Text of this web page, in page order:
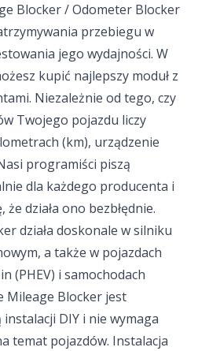
Blocker / Odometer Blocker
przebiegu w
jego wydajności. W
kupić najlepszy moduł z
Niezależnie od tego, czy
Twojego pojazdu liczy
(km), urządzenie
programiści piszą
dla każdego producenta i
działa ono bezbłędnie.
działa doskonale w silniku
a także w pojazdach
(PHEV) i samochodach
Mileage Blocker jest
DIY i nie wymaga
temat pojazdów. Instalacja